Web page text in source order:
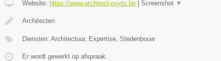
Website: https://www.architect-nuyts.be Screenshot ▼
Architecten
Diensten: Architectuur, Expertise, Stedenbouw
Er wordt gewerkt op afspraak.